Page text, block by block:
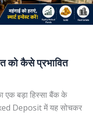
को कैसे प्रभावित
एक बड़ा हिस्सा बैंक के
Deposit में यह सोचकर